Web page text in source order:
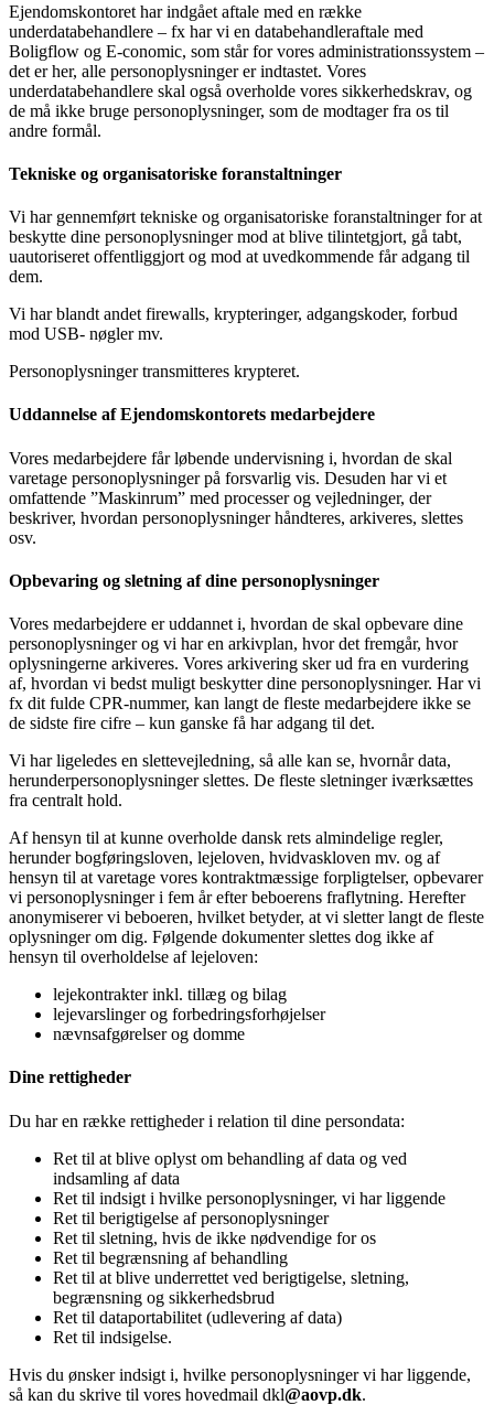
Ejendomskontoret har indgået aftale med en række
underdatabehandlere – fx har vi en databehandleraftale med
Boligflow og E-conomic, som står for vores administrationssystem –
det er her, alle personoplysninger er indtastet. Vores
underdatabehandlere skal også overholde vores sikkerhedskrav, og
de må ikke bruge personoplysninger, som de modtager fra os til
andre formål.
Tekniske og organisatoriske foranstaltninger
Vi har gennemført tekniske og organisatoriske foranstaltninger for at
beskytte dine personoplysninger mod at blive tilintetgjort, gå tabt,
uautoriseret offentliggjort og mod at uvedkommende får adgang til
dem.
Vi har blandt andet firewalls, krypteringer, adgangskoder, forbud
mod USB- nøgler mv.
Personoplysningertransmitteres krypteret.
Uddannelse af Ejendomskontorets medarbejdere
Vores medarbejdere får løbende undervisning i, hvordan de skal
varetage personoplysninger på forsvarlig vis. Desuden har vi et
omfattende ”Maskinrum” med processer og vejledninger, der
beskriver, hvordan personoplysninger håndteres, arkiveres, slettes
osv.
Opbevaring og sletning af dine personoplysninger
Vores medarbejdere er uddannet i, hvordan de skal opbevare dine
personoplysninger og vi har en arkivplan, hvor det fremgår, hvor
oplysningerne arkiveres. Vores arkivering sker ud fra en vurdering
af, hvordan vi bedst muligt beskytter dine personoplysninger. Har vi
fx dit fulde CPR-nummer, kan langt de fleste medarbejdere ikke se
de sidste fire cifre – kun ganske få har adgang til det.
Vi har ligeledes en slettevejledning, så alle kan se, hvornår data,
herunderpersonoplysninger slettes. De fleste sletninger iværksættes
fra centralt hold.
Af hensyn til at kunne overholde dansk rets almindelige regler,
herunder bogføringsloven, lejeloven, hvidvaskloven mv. og af
hensyn til at varetage vores kontraktmæssige forpligtelser, opbevarer
vi personoplysninger i fem år efter beboerens fraflytning. Herefter
anonymiserer vi beboeren, hvilket betyder, at vi sletter langt de fleste
oplysninger om dig. Følgende dokumenter slettes dog ikke af
hensyn til overholdelse af lejeloven:
lejekontrakter inkl. tillæg og bilag
lejevarslinger og forbedringsforhøjelser
nævnsafgørelser og domme
Dine rettigheder
Du har en række rettigheder i relation til dine persondata:
Ret til at blive oplyst om behandling af data og ved
indsamling af data
Ret til indsigt i hvilke personoplysninger, vi har liggende
Ret til berigtigelse af personoplysninger
Ret til sletning, hvis de ikke nødvendige for os
Ret til begrænsning af behandling
Ret til at blive underrettet ved berigtigelse, sletning,
begrænsning og sikkerhedsbrud
Ret til dataportabilitet (udlevering af data)
Ret til indsigelse.
Hvis du ønsker indsigt i, hvilke personoplysninger vi har liggende,
så kan du skrive til vores hovedmail dkl@aovp.dk.